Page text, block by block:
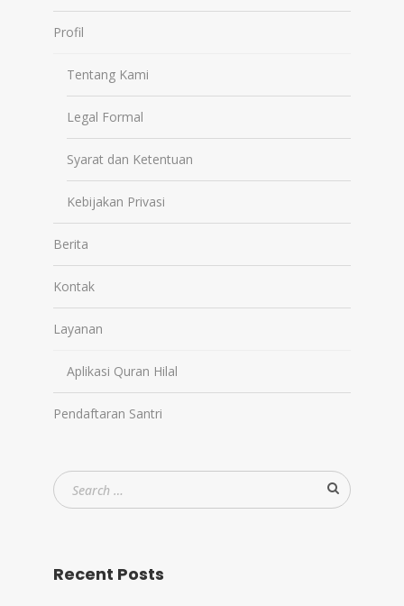
Profil
Tentang Kami
Legal Formal
Syarat dan Ketentuan
Kebijakan Privasi
Berita
Kontak
Layanan
Aplikasi Quran Hilal
Pendaftaran Santri
Recent Posts